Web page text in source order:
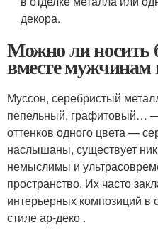
декора.
Можно ли носить
вместе
Муссон, серебристый
пепельный, графитовый…
оттенков одного цвета —
наслышаны, существует
немыслимы и
пространство. Их часто
интерьерных композиций в
стиле ар-деко .